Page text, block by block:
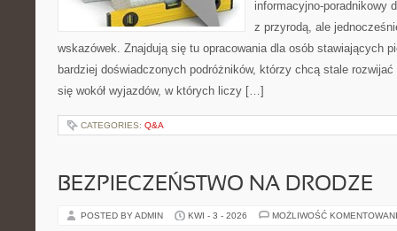
informacyjno-poradnikowy
z przyrodą, ale
wskazówek. Znajdują się tu opracowania dla osób stawiających
bardziej doświadczonych podróżników, którzy chcą stale
się wokół wyjazdów, w których liczy […]
CATEGORIES: Q&A
BEZPIECZEŃSTWO NA DRODZE
POSTED BY ADMIN KWI - 3 - 2026 MOŻLIWOŚĆ